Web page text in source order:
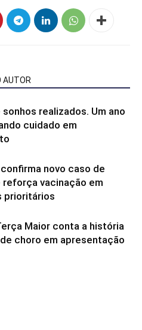
AUTOR
sonhos realizados. Um ano
cuidado em
novo caso de
reforça vacinação em
prioritários
Maior conta a história
choro em apresentação